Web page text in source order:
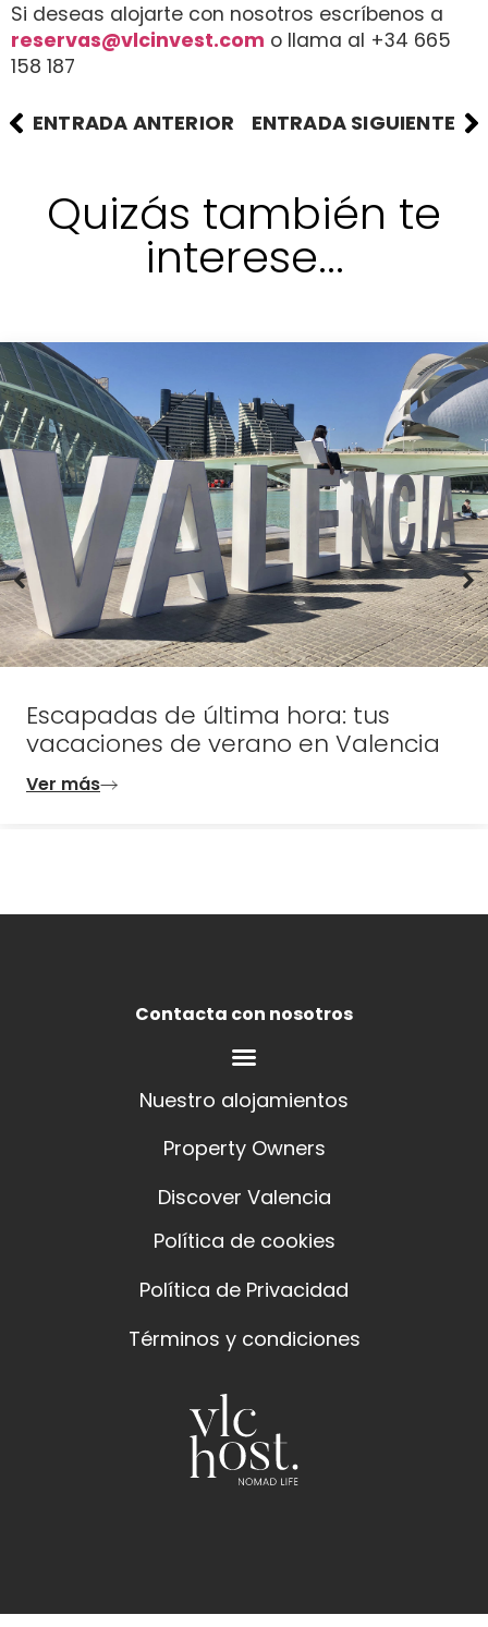
Si deseas alojarte con nosotros escríbenos a
reservas@vlcinvest.com o llama al +34 665
158 187
ENTRADA ANTERIOR ENTRADA SIGUIENTE
Quizás también te
interese...
Escapadas de última hora: tus
vacaciones de verano en Valencia
Ver más
Contacta con nosotros
Nuestro alojamientos
Property Owners
Discover Valencia
Política de cookies
Política de Privacidad
Términos y condiciones